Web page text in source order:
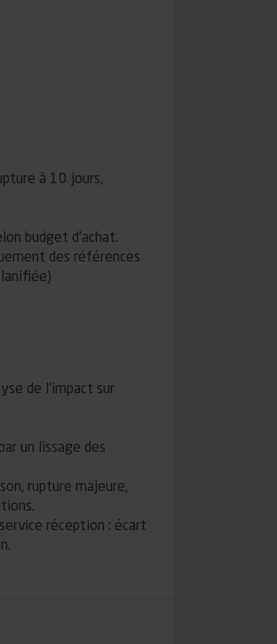
à 10 jours,
budget d’achat.
des références
de l’impact sur
un lissage des
rupture majeure,
réception : écart